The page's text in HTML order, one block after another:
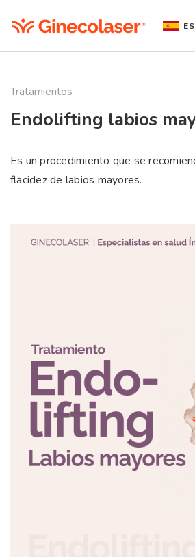
Tratamientos
Endolifting labios
Es un procedimiento que se
flacidez de labios mayores.